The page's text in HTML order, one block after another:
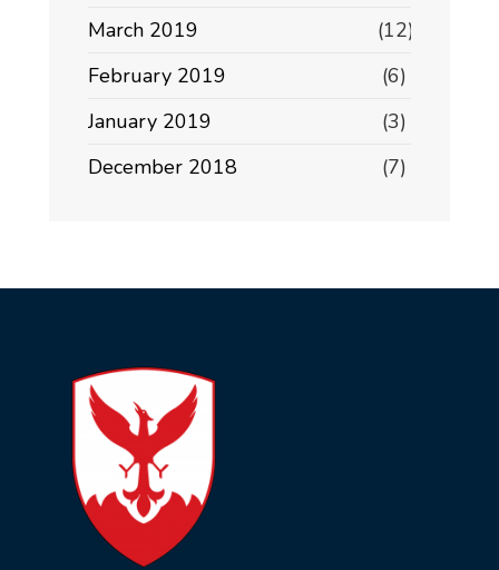
March 2019
(12)
February 2019
(6)
January 2019
(3)
December 2018
(7)